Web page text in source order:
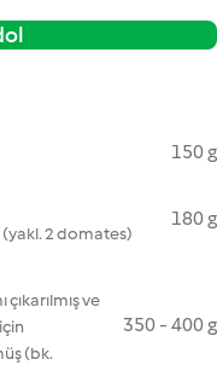
150 g
(yakl. 2 domates)
180 g
ve
(bk.
350 - 400 g